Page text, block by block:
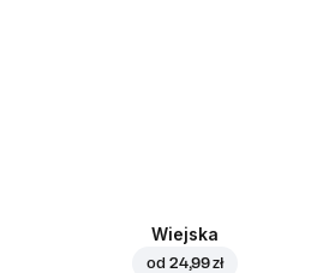
Wiejska
od 24,99 zł